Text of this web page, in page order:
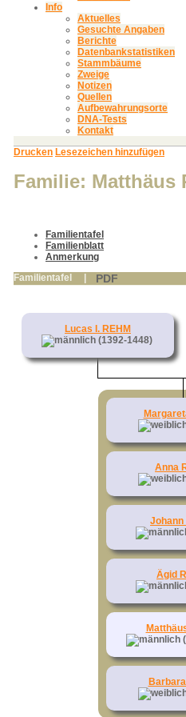
Info
Aktuelles
Gesuchte Angaben
Berichte
Datenbankstatistiken
Stammbäume
Zweige
Notizen
Quellen
Aufbewahrungsorte
DNA-Tests
Kontakt
Drucken Lesezeichen hinzufügen
Familie: Matthäus
Familientafel
Familienblatt
Anmerkung
Familientafel
PDF
Lucas I. REHM
(1392-1448)
Anna
Johann
Ägid